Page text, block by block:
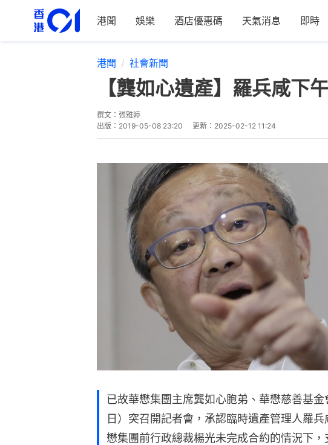
港聞 娛樂 酒店優惠碼 天氣消息 即時
港聞 社會新聞
【龔如心遺產】羅兵咸
撰文： 張雅婷
出版： 2019-05-08 23:20 更新： 2025-02-12 11:24
已故華懋集團主席龔如心胞弟、華懋慈善基
日）突召開記者會，承認臨時遺產管理人羅
懋集團前行政總裁楊光未完成合約的情況下